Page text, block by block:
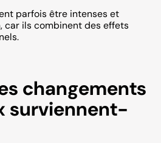
parfois être intenses et
car ils combinent des effets
changements
surviennent-